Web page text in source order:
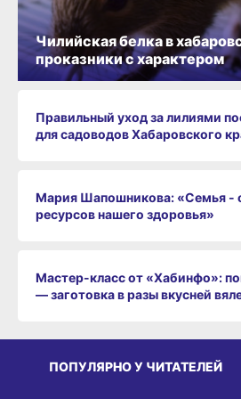
Правильный уход за лилиями
для садоводов Хабаровского
Мария Шапошникова: «Семья -
ресурсов нашего здоровья»
Мастер-класс от «Хабинфо»:
— заготовка в разы вкусней
Чилийская белка в
проказники с характером
ПОПУЛЯРНО У ЧИТАТЕЛЕЙ